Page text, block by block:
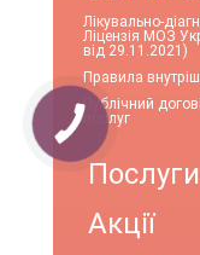
Лікувально-
Ліцензія МОЗ
від 29.11.2021)
Правила
Публічний
послуг
Акції